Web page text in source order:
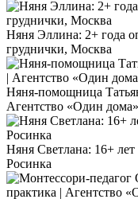
Няня Эллина: 2+ года
груднички, Москва
Няня-помощница
Агентство «Один дома»
Няня Светлана: 16+
Росинка